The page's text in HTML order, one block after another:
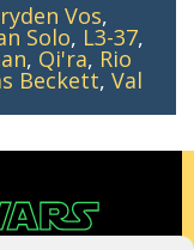
Vos,
Solo, L3-37,
, Qi'ra, Rio
Beckett,Val